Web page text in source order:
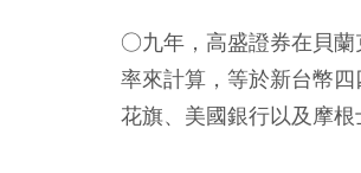
○九年，高盛證券在貝蘭
率來計算，等於新台幣
花旗、美國銀行以及摩根